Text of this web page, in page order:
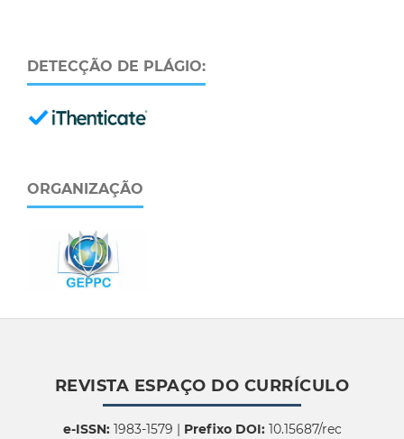
DETECÇÃO DE PLÁGIO:
ORGANIZAÇÃO
REVISTA ESPAÇO DO CURRÍCULO
e-ISSN:1983-1579 | Prefixo DOI:10.15687/rec